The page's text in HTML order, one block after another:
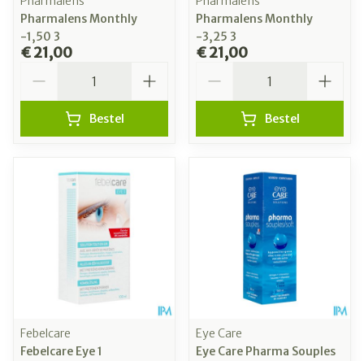
Pharmalens Monthly
-1,50 3
€ 21,00
Bestel
Pharmalens Monthly
-3,25 3
€ 21,00
Bestel
Febelcare
Febelcare Eye 1
Eye Care
Eye Care Pharma Souples